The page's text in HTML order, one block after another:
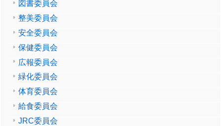
図書委員会
整美委員会
安全委員会
保健委員会
広報委員会
緑化委員会
体育委員会
給食委員会
JRC委員会